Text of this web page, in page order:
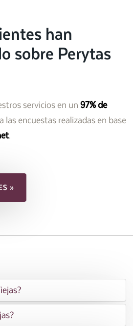
han
sobre Perytas
servicios en un 97% de
las encuestas realizadas en base
.
»